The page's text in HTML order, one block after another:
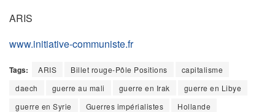
ARIS
www.initiative-communiste.fr
Tags: ARIS Billet rouge-Pôle Positions
capitalisme
daech
guerre au mali guerre en Irak
guerre en Libye
guerre en Syrie
Guerres impérialistes
Hollande